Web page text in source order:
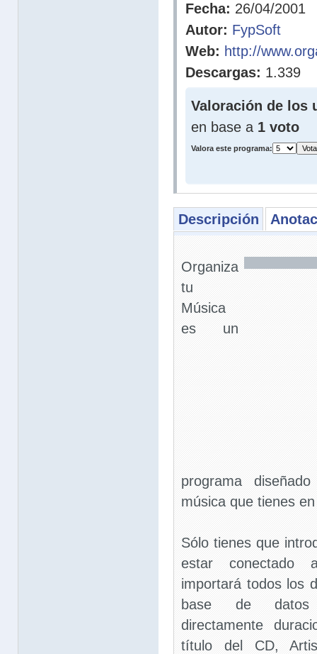
Fecha: 26/04/2001
Autor: FypSoft
Web: http://
Descargas: 1.339
Valoración de los
en base a 1 voto
Valora este programa:
Descripción
Organiza
tu
Música
es un
programa
música que tienes
Sólo tienes que
estar conectado
importará todos los
base de datos
directamente
título del CD,